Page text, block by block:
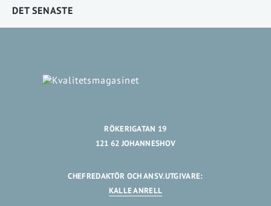
DET SENASTE
RÖKERIGATAN 19
121 62 JOHANNESHOV
CHEFREDAKTÖR OCH ANSV.UTGIVARE:
KALLE ANRELL